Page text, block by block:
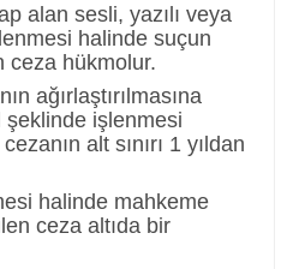
alan sesli, yazılı veya
halinde suçun
ceza hükmolur.
ağırlaştırılmasına
işlenmesi
alt sınırı 1 yıldan
halinde mahkeme
ceza altıda bir